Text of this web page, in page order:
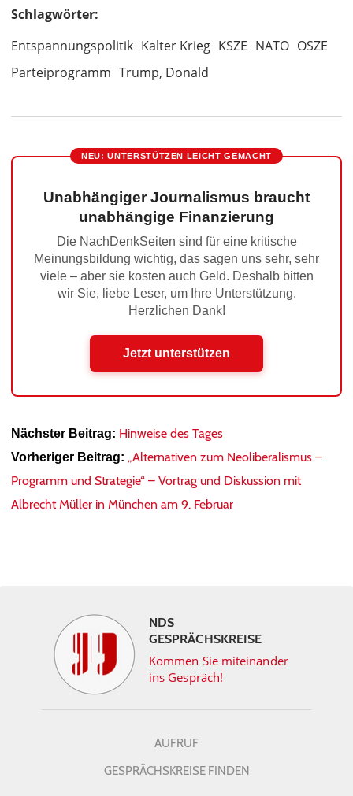
Schlagwörter:
Entspannungspolitik Kalter Krieg KSZE NATO OSZE
Parteiprogramm Trump, Donald
NEU: UNTERSTÜTZEN LEICHT GEMACHT
Unabhängiger Journalismus braucht
unabhängige Finanzierung
Die NachDenkSeiten sind für eine kritische
Meinungsbildung wichtig, das sagen uns sehr, sehr
viele – aber sie kosten auch Geld. Deshalb bitten
wir Sie, liebe Leser, um Ihre Unterstützung.
Herzlichen Dank!
Jetzt unterstützen
Nächster Beitrag: Hinweise des Tages
Vorheriger Beitrag: „Alternativen zum Neoliberalismus –
Programm und Strategie“ – Vortrag und Diskussion mit
Albrecht Müller in München am 9. Februar
NDS
GESPRÄCHSKREISE
Kommen Sie miteinander
ins Gespräch!
AUFRUF
GESPRÄCHSKREISE FINDEN